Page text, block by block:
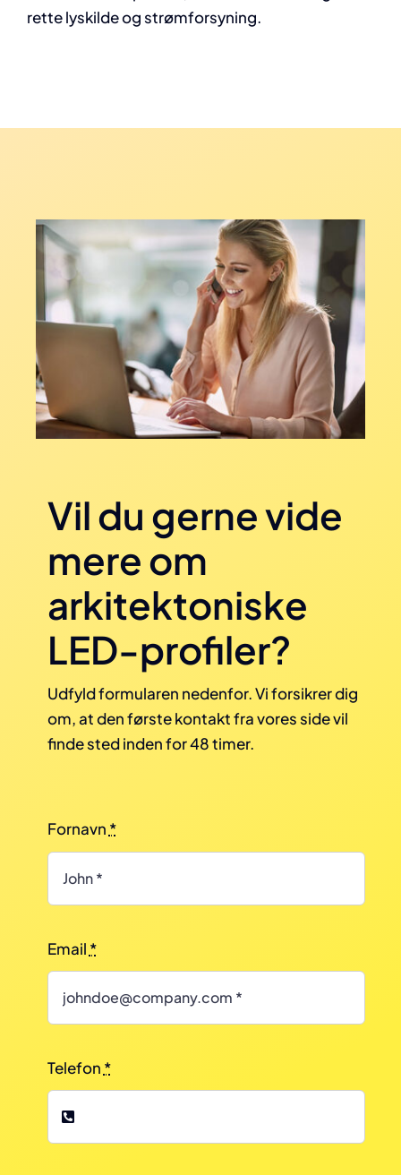
rette lyskilde og strømforsyning.
Vil du gerne vide
mere om
arkitektoniske
LED-profiler?
Udfyld formularen nedenfor. Vi forsikrer dig
om, at den første kontakt fra vores side vil
finde sted inden for 48 timer.
Fornavn *
Email *
Telefon *